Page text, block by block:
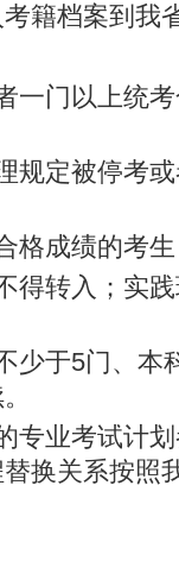
籍档案到我
一门以上统
规定被停考
格成绩的考
得转入；实
少于5门、本
专业考试计
换关系按照